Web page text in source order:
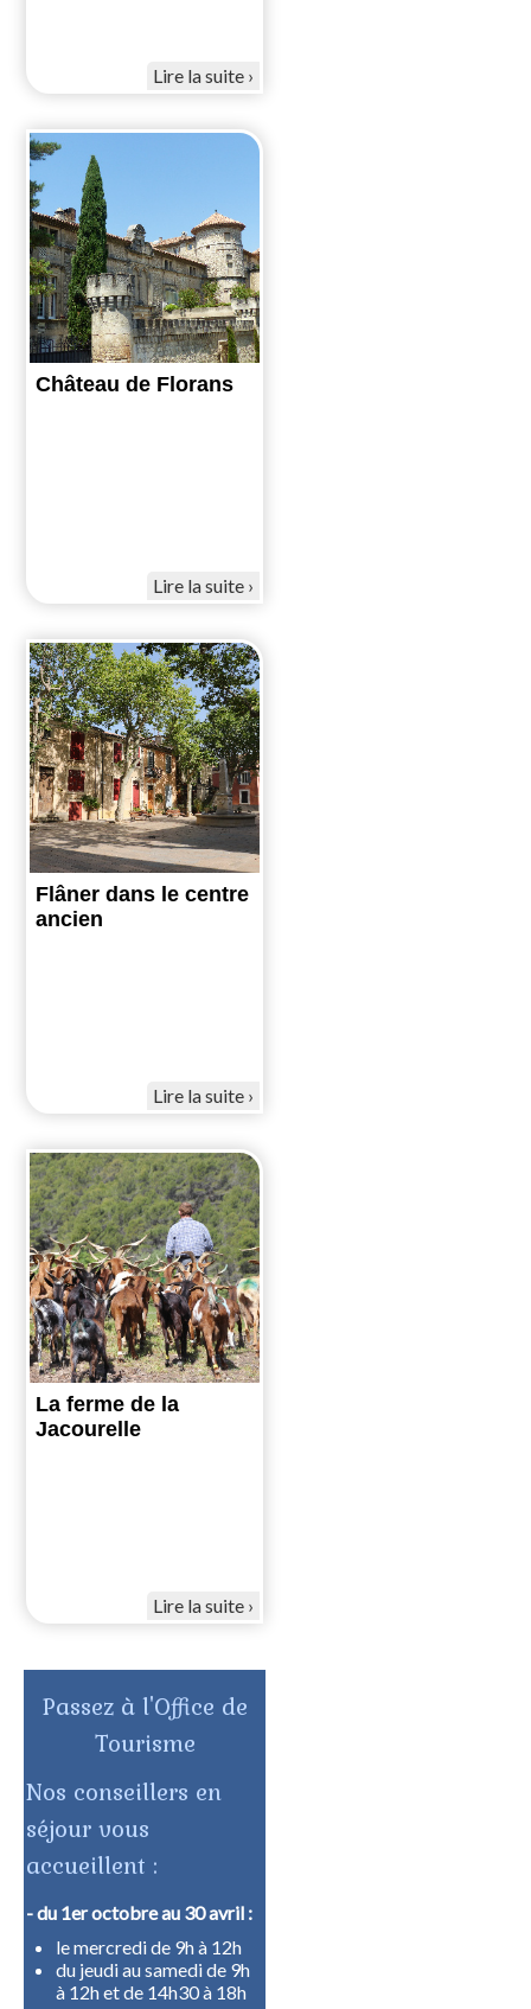
Lire la suite
Château de Florans
Lire la suite
Flâner dans le centre
ancien
Lire la suite
La ferme de la
Jacourelle
Lire la suite
Passez à l'Office de
Tourisme
Nos conseillers en
séjour vous
accueillent :
- du 1er octobre au 30 avril :
le mercredi de 9h à 12h
du jeudi au samedi de 9h
à 12h et de 14h30 à 18h